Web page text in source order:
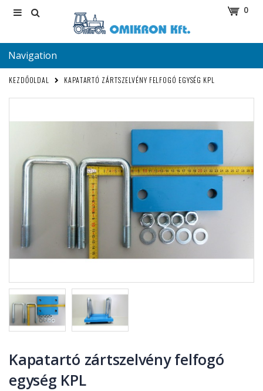
0
Navigation
KEZDŐOLDAL KAPATARTÓ ZÁRTSZELVÉNY FELFOGÓ EGYSÉG KPL
Kapatartó zártszelvény felfogó
egység KPL